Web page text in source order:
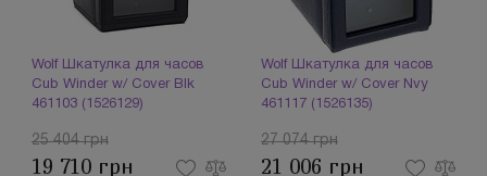
Wolf Шкатулка для часов
Cub Winder w/ Cover Blk
461103 (1526129)
25 404 грн
19 710 грн
Wolf Шкатулка для часов
Cub Winder w/ Cover Nvy
461117 (1526135)
27 074 грн
21 006 грн